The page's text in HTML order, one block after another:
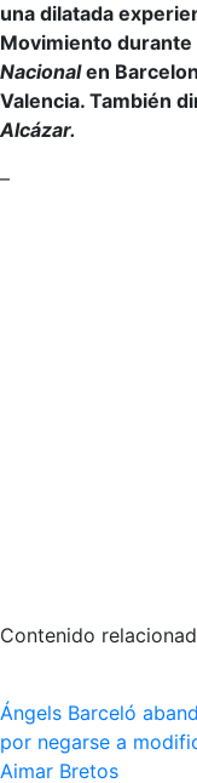
una dilatada
Movimiento
Nacionalen
Valencia. También
Alcázar.
–
Contenido
Ángels Barceló
por negarse a
Aimar Bretos